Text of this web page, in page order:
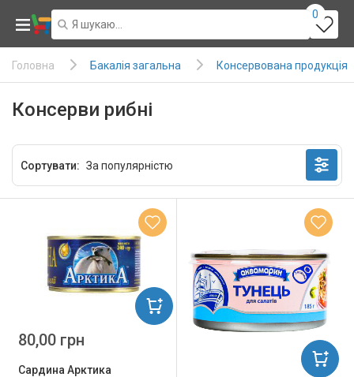
0
Головна Бакалія загальна Консервована продукція
Консерви рибні
Сортувати:
Сардина Арктика
80,00 грн